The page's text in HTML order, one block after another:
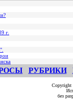
г.
РУБРИКИ
без